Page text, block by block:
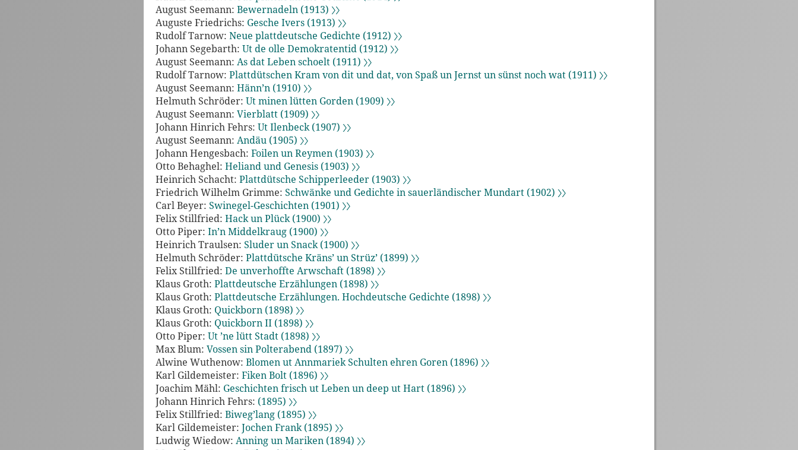
August Seemann: Bewernadeln (1913) 〉〉
Auguste Friedrichs: Gesche Ivers (1913) 〉〉
Rudolf Tarnow: Neue plattdeutsche Gedichte (1912) 〉〉
Johann Segebarth: Ut de olle Demokratentid (1912) 〉〉
August Seemann: As dat Leben schoelt (1911) 〉〉
Rudolf Tarnow: Plattdütschen Kram von dit und dat, von Spaß un Jernst un sünst noch wat (1911) 〉〉
August Seemann: Hänn’n (1910) 〉〉
Helmuth Schröder: Ut minen lütten Gorden (1909) 〉〉
August Seemann: Vierblatt (1909) 〉〉
Johann Hinrich Fehrs: Ut Ilenbeck (1907) 〉〉
August Seemann: Andäu (1905) 〉〉
Johann Hengesbach: Foilen un Reymen (1903) 〉〉
Otto Behaghel: Heliand und Genesis (1903) 〉〉
Heinrich Schacht: Plattdütsche Schipperleeder (1903) 〉〉
Friedrich Wilhelm Grimme: Schwänke und Gedichte in sauerländischer Mundart (1902) 〉〉
Carl Beyer: Swinegel-Geschichten (1901) 〉〉
Felix Stillfried: Hack un Plück (1900) 〉〉
Otto Piper: In’n Middelkraug (1900) 〉〉
Heinrich Traulsen: Sluder un Snack (1900) 〉〉
Helmuth Schröder: Plattdütsche Kräns’ un Strüz’ (1899) 〉〉
Felix Stillfried: De unverhoffte Arwschaft (1898) 〉〉
Klaus Groth: Plattdeutsche Erzählungen (1898) 〉〉
Klaus Groth: Plattdeutsche Erzählungen. Hochdeutsche Gedichte (1898) 〉〉
Klaus Groth: Quickborn (1898) 〉〉
Klaus Groth: Quickborn II (1898) 〉〉
Otto Piper: Ut ’ne lütt Stadt (1898) 〉〉
Max Blum: Vossen sin Polterabend (1897) 〉〉
Alwine Wuthenow: Blomen ut Annmariek Schulten ehren Goren (1896) 〉〉
Karl Gildemeister: Fiken Bolt (1896) 〉〉
Joachim Mähl: Geschichten frisch ut Leben un deep ut Hart (1896) 〉〉
Johann Hinrich Fehrs: (1895) 〉〉
Felix Stillfried: Biweg’lang (1895) 〉〉
Karl Gildemeister: Jochen Frank (1895) 〉〉
Ludwig Wiedow: Anning un Mariken (1894) 〉〉